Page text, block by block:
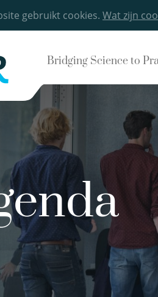
gebruikt cookies. Wat zijn
Bridging Science to